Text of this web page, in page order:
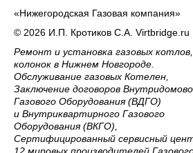
«Нижегородская Газовая компания»
© 2026 И.П. Кротиков С.А. Virtbridge.ru
Ремонт и установка газовых котлов,
колонок в Нижнем Новгороде.
Обслуживание газовых Котелен,
Заключение договоров
Газового Оборудования (ВДГО)
и Внутриквартирного Газового
Оборудования (ВКГО),
Сертифицированный сервисный
12 мировых производителей